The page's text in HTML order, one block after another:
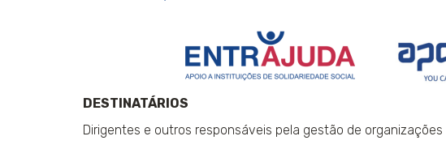
DESTINATÁRIOS
Dirigentes e outros responsáveis pela gestão de